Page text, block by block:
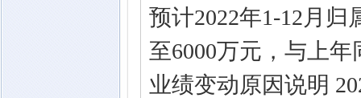
预计2022年1-12月
至6000万元，与上年
业绩变动原因说明